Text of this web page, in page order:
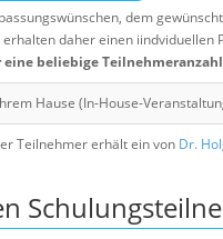
dem
erhalten daher einen iindviduellen
beliebige
Hause (In-House-
Teilnehmer erhält ein von Dr.